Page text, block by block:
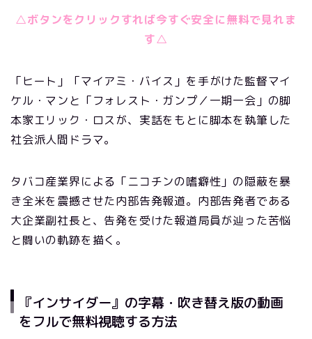
△ボタンをクリックすれば今すぐ安全に無料で見れま
す△
「ヒート」「マイアミ・バイス」を手がけた監督マイ
ケル・マンと「フォレスト・ガンプ／一期一会」の脚
本家エリック・ロスが、実話をもとに脚本を執筆した
社会派人間ドラマ。
タバコ産業界による「ニコチンの嗜癖性」の隠蔽を暴
き全米を震撼させた内部告発報道。内部告発者である
大企業副社長と、告発を受けた報道局員が辿った苦悩
と闘いの軌跡を描く。
『インサイダー』の字幕・吹き替え版の動画
をフルで無料視聴する方法